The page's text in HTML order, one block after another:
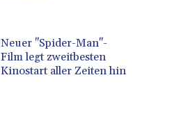
Neuer "Spider-Man"-
Film legt zweitbesten
Kinostart aller Zeiten hin